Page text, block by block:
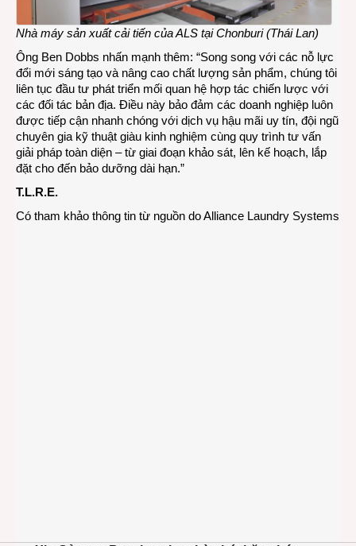
Nhà máy sản xuất cải tiến của ALS tại Chonburi (Thái Lan)
Ông Ben Dobbs nhấn mạnh thêm: “Song song với các nỗ lực
đổi mới sáng tạo và nâng cao chất lượng sản phẩm, chúng tôi
liên tục đầu tư phát triển mối quan hệ hợp tác chiến lược với
các đối tác bản địa. Điều này bảo đảm các doanh nghiệp luôn
được tiếp cận nhanh chóng với dịch vụ hậu mãi uy tín, đội ngũ
chuyên gia kỹ thuật giàu kinh nghiệm cùng quy trình tư vấn
giải pháp toàn diện – từ giai đoạn khảo sát, lên kế hoạch, lắp
đặt cho đến bảo dưỡng dài hạn.”
T.L.R.E.
Có tham khảo thông tin từ nguồn do Alliance Laundry Systems